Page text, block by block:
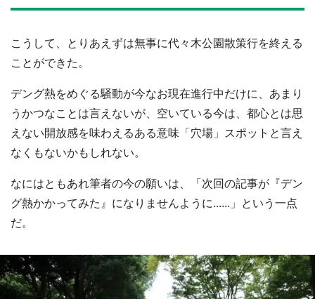
こうして、とりあえずは無事に代々木公園散策行を終える
ことができた。
デング熱をめぐる騒動が今なお現在進行中だけに、あまり
うかつなことは言えないが、空いている今は、都心とは思
えない開放感を味わえるある意味「穴場」スポットと言え
なくもないかもしれない。
なにはともあれ筆者の今の願いは、「次回の記事が『デン
グ熱かかってみた』になりませんように......」という一点
だ。